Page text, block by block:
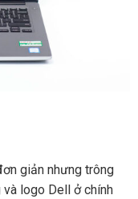
giản nhưng trông
logo Dell ở chính